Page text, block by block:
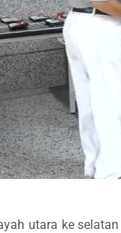
utara ke